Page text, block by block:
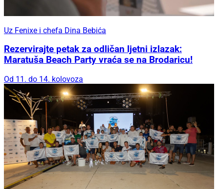
Uz Fenixe i chefa Dina Bebića
Rezervirajte petak za odličan ljetni izlazak:
Maratuša Beach Party vraća se na Brodaricu!
Od 11. do 14. kolovoza